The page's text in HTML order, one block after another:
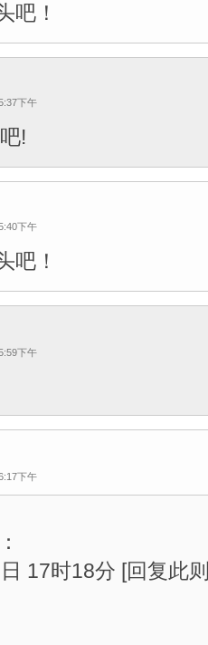
吧！
下午
!
下午
吧！
下午
下午
17时18分 [回复此